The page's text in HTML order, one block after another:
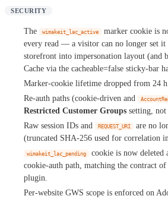
SECURITY
The wimakeit_lac_active
marker cookie is
every read — a visitor can no longer set
storefront into impersonation layout (and
Cache via the cacheable=false sticky-bar
Marker-cookie lifetime dropped from 24 h
Re-auth paths (cookie-driven and
Restricted Customer Groups setting,
Raw session IDs and
REQUEST_URI
are no
(truncated SHA-256 used for correlation
wimakeit_lac_pending
cookie is now deleted
cookie-auth path, matching the contract
plugin.
Per-website GWS scope is enforced on